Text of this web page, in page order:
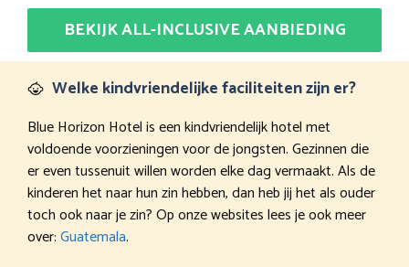
BEKIJK ALL-INCLUSIVE AANBIEDING
Welke kindvriendelijke faciliteiten zijn er?
Blue Horizon Hotel is een kindvriendelijk hotel met
voldoende voorzieningen voor de jongsten. Gezinnen die
er even tussenuit willen worden elke dag vermaakt. Als de
kinderen het naar hun zin hebben, dan heb jij het als ouder
toch ook naar je zin? Op onze websites lees je ook meer
over:Guatemala.